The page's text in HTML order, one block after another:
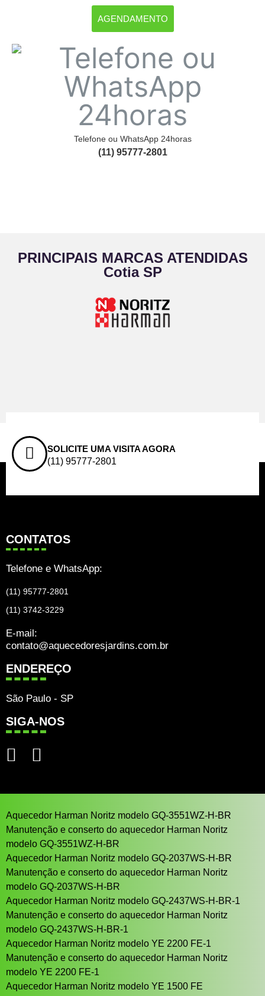
AGENDAMENTO
Telefone ou WhatsApp 24horas
(11) 95777-2801
PRINCIPAIS MARCAS ATENDIDAS
Cotia SP
SOLICITE UMA VISITA AGORA
(11) 95777-2801
CONTATOS
Telefone e WhatsApp:
(11) 95777-2801
(11) 3742-3229
E-mail:
contato@aquecedoresjardins.com.br
ENDEREÇO
São Paulo - SP
SIGA-NOS
Aquecedor Harman Noritz modelo GQ-3551WZ-H-BR
Manutenção e conserto do aquecedor Harman Noritz
modelo GQ-3551WZ-H-BR
Aquecedor Harman Noritz modelo GQ-2037WS-H-BR
Manutenção e conserto do aquecedor Harman Noritz
modelo GQ-2037WS-H-BR
Aquecedor Harman Noritz modelo GQ-2437WS-H-BR-1
Manutenção e conserto do aquecedor Harman Noritz
modelo GQ-2437WS-H-BR-1
Aquecedor Harman Noritz modelo YE 2200 FE-1
Manutenção e conserto do aquecedor Harman Noritz
modelo YE 2200 FE-1
Aquecedor Harman Noritz modelo YE 1500 FE